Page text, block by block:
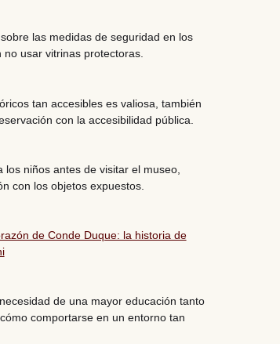
las medidas de seguridad en los
usar vitrinas protectoras.
tan accesibles es valiosa, también
con la accesibilidad pública
niños antes de visitar el museo,
con los objetos expuestos.
de Conde Duque: la historia de
necesidad de una mayor educación tanto
comportarse en un entorno tan